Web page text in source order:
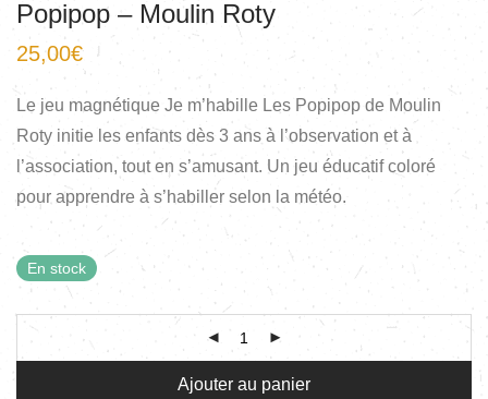
Popipop – Moulin Roty
25,00€
Le jeu magnétique Je m’habille Les Popipop de Moulin
Roty initie les enfants dès 3 ans à l’observation et à
l’association, tout en s’amusant. Un jeu éducatif coloré
pour apprendre à s’habiller selon la météo.
En stock
Ajouter au panier